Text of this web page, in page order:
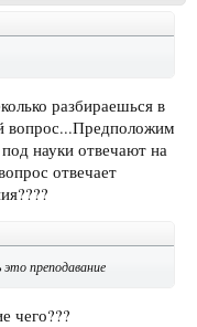
разбираешься в
вопрос...Предположим
науки отвечают на
отвечает
преподавание
чего???